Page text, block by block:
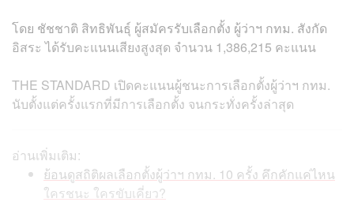
โดย ชัชชาติ สิทธิพันธุ์ ผู้สมัครรับเลือกตั้ง ผู้ว่าฯ กทม. สังกัด
อิสระ ได้รับคะแนนเสียงสูงสุด จำนวน 1,386,215 คะแนน
THE STANDARD เปิดคะแนนผู้ชนะการเลือกตั้งผู้ว่าฯ กทม.
นับตั้งแต่ครั้งแรกที่มีการเลือกตั้ง จนกระทั่งครั้งล่าสุด
อ่านเพิ่มเติม:
ย้อนดูสถิติผลเลือกตั้งผู้ว่าฯ กทม. 10 ครั้ง คึกคักแค่ไหน
ใครชนะ ใครขับเคี่ยว?